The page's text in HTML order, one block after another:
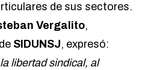
de sus sectores.
Vergalito,
SIDUNSJ, expresó:
libertad sindical, al